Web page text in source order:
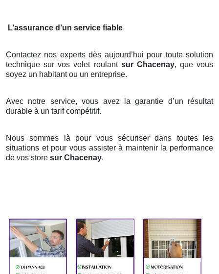
L’assurance d’un service fiable
Contactez nos experts dès aujourd’hui pour toute solution
technique sur vos volet roulant sur Chacenay, que vous
soyez un habitant ou un entreprise.
Avec notre service, vous avez la garantie d’un résultat
durable à un tarif compétitif.
Nous sommes là pour vous sécuriser dans toutes les
situations et pour vous assister à maintenir la performance
de vos store sur Chacenay.